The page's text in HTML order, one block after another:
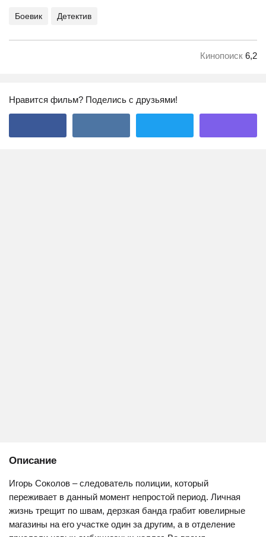
Боевик Детектив
Кинопоиск 6,2
Нравится фильм? Поделись с друзьями!
Описание
Игорь Соколов – следователь полиции, который
переживает в данный момент непростой период. Личная
жизнь трещит по швам, дерзкая банда грабит ювелирные
магазины на его участке один за другим, а в отделение